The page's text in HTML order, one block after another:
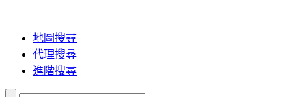
地圖搜尋
代理搜尋
進階搜尋